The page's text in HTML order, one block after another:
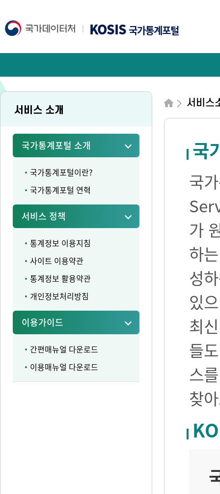
KOSIS국가통계포털
서비스 소개
국가통계포털 소개
국가통계포털이란?
국가통계포털 연혁
서비스 정책
통계정보 이용지침
사이트 이용약관
통계정보 활용약관
개인정보처리방침
이용가이드
간편매뉴얼 다운로드
이용매뉴얼 다운로드
서비스
국
국
가
하
성
있
최
들
스
찾